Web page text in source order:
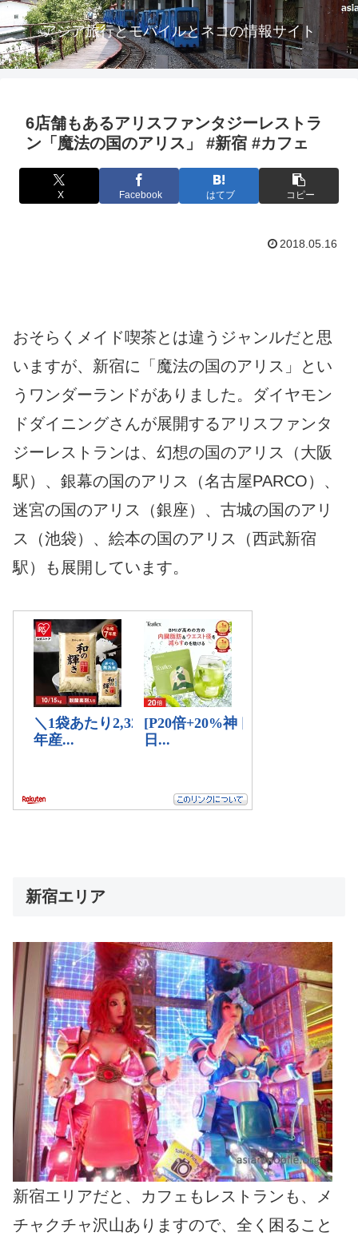
アジア旅行とモバイルとネコの情報サイト
6店舗もあるアリスファンタジーレストラ
ン「魔法の国のアリス」 #新宿 #カフェ
X Facebook はてブ コピー
2018.05.16
おそらくメイド喫茶とは違うジャンルだと思
いますが、新宿に「魔法の国のアリス」とい
うワンダーランドがありました。ダイヤモン
ドダイニングさんが展開するアリスファンタ
ジーレストランは、幻想の国のアリス（大阪
駅）、銀幕の国のアリス（名古屋PARCO）、
迷宮の国のアリス（銀座）、古城の国のアリ
ス（池袋）、絵本の国のアリス（西武新宿
駅）も展開しています。
新宿エリア
新宿エリアだと、カフェもレストランも、メ
チャクチャ沢山ありますので、全く困ること